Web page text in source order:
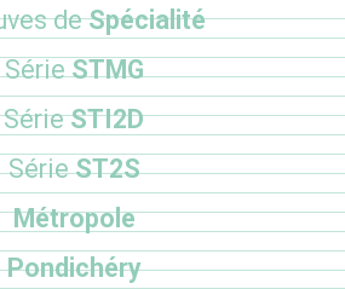
deSpécialité
SérieSTMG
SérieSTI2D
SérieST2S
Métropole
Pondichéry